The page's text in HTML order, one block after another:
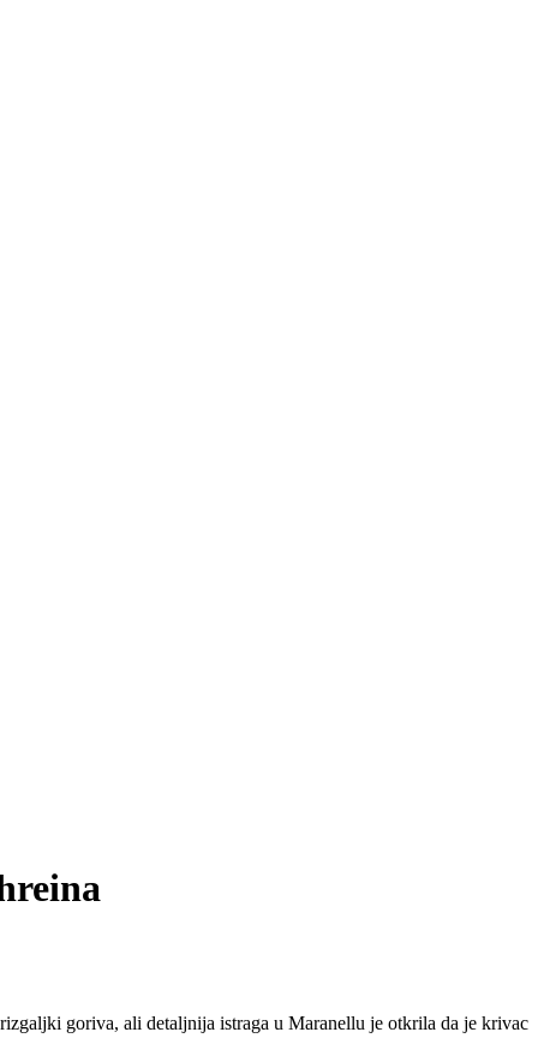
goriva, ali detaljnija istraga u Maranellu je otkrila da je krivac